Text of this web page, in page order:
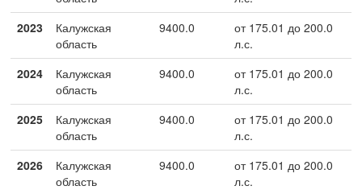
2023
Калужская
область
9400.0
от 175.01 до 200.0
л.с.
2024
Калужская
область
9400.0
от 175.01 до 200.0
л.с.
2025
Калужская
область
9400.0
от 175.01 до 200.0
л.с.
2026
Калужская
область
9400.0
от 175.01 до 200.0
л.с.